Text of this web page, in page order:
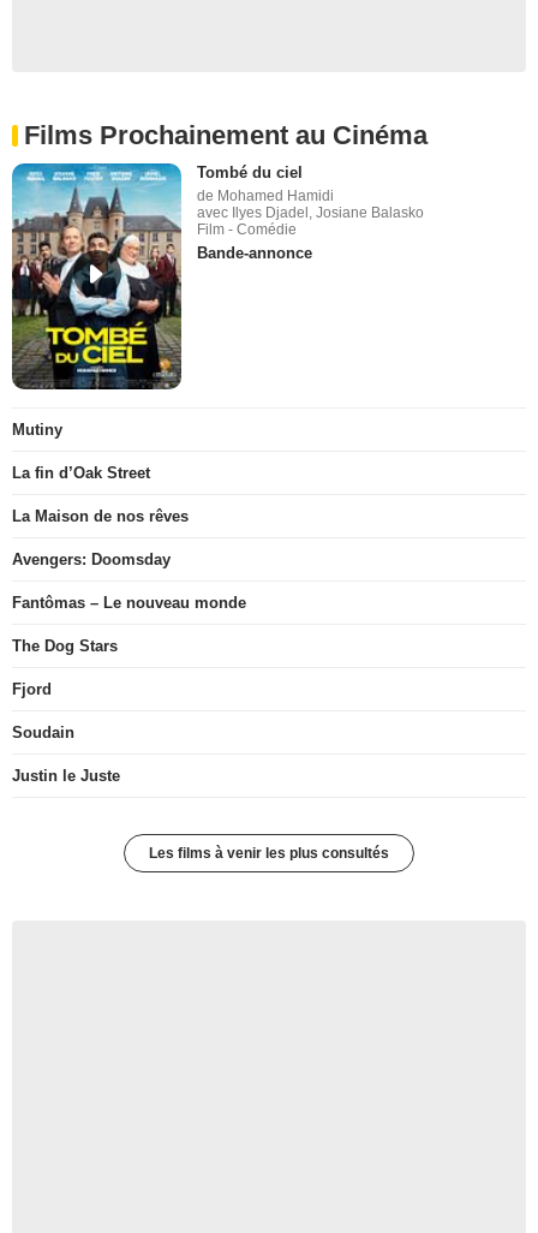
Films Prochainement au Cinéma
Tombé du ciel
de Mohamed Hamidi
avec Ilyes Djadel, Josiane Balasko
Film - Comédie
Bande-annonce
Mutiny
La fin d’Oak Street
La Maison de nos rêves
Avengers: Doomsday
Fantômas – Le nouveau monde
The Dog Stars
Fjord
Soudain
Justin le Juste
Les films à venir les plus consultés